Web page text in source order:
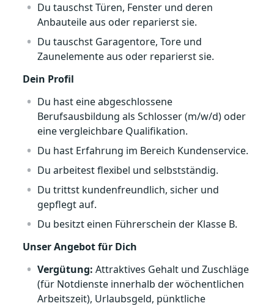
Du tauschst Türen, Fenster und deren
Anbauteile aus oder reparierst sie.
Du tauschst Garagentore, Tore und
Zaunelemente aus oder reparierst sie.
Dein Profil
Du hast eine abgeschlossene
Berufsausbildung als Schlosser (m/w/d) oder
eine vergleichbare Qualifikation.
Du hast Erfahrung im Bereich Kundenservice.
Du arbeitest flexibel und selbstständig.
Du trittst kundenfreundlich, sicher und
gepflegt auf.
Du besitzt einen Führerschein der Klasse B.
Unser Angebot für Dich
Vergütung:Attraktives Gehalt und Zuschläge
(für Notdienste innerhalb der wöchentlichen
Arbeitszeit), Urlaubsgeld, pünktliche